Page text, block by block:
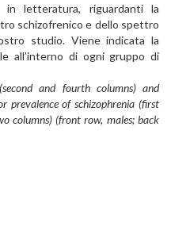
letteratura, riguardanti la
schizofrenico e dello spettro
studio. Viene indicata la
all’interno di ogni gruppo di
and fourth columns) and
prevalence of schizophrenia (first
columns) (front row, males; back